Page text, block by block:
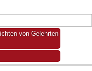
von Gelehrten